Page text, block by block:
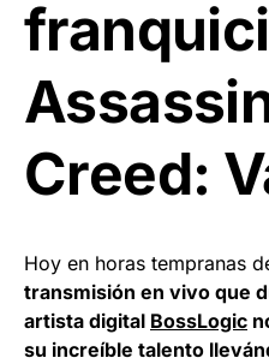
Creed:
Hoy en horas tempranas
transmisión en vivo que
artista digital BossLogic
su increíble talento